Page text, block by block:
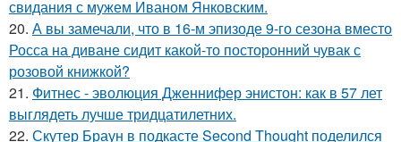
свидания с мужем Иваном Янковским.
20. А вы замечали, что в 16-м эпизоде 9-го сезона вместо
Росса на диване сидит какой-то посторонний чувак с
розовой книжкой?
21. Фитнес - эволюция Дженнифер энистон: как в 57 лет
выглядеть лучше тридцатилетних.
22. Скутер Браун в подкасте Second Thought поделился